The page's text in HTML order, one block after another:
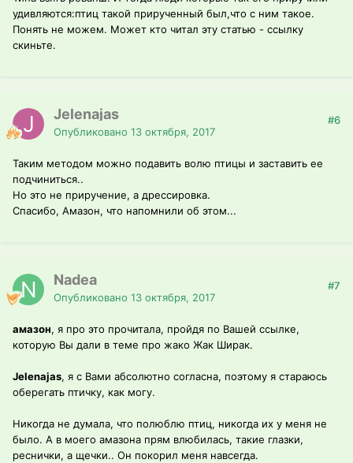
удивляются:птиц такой прирученный был,что с ним такое.
Понять не можем. Может кто читал эту статью - ссылку
скиньте.
Jelenajas
Опубликовано 13 октября, 2017
#6
Таким методом можно подавить волю птицы и заставить ее
подчиниться..
Но это не приручение, а дрессировка.
Спасибо, Амазон, что напомнили об этом...
Nadea
Опубликовано 13 октября, 2017
#7
амазон, я про это прочитала, пройдя по Вашей ссылке,
которую Вы дали в теме про жако Жак Ширак.
Jelenajas, я с Вами абсолютно согласна, поэтому я стараюсь
оберегать птичку, как могу.
Никогда не думала, что полюблю птиц, никогда их у меня не
было. А в моего амазона прям влюбилась, такие глазки,
реснички, а щечки.. Он покорил меня навсегда.